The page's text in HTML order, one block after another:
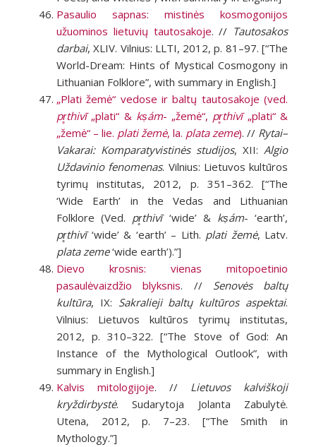
Pasaulio sapnas: mistinės kosmogonijos
užuominos lietuvių tautosakoje. // Tautosakos
darbai, XLIV. Vilnius: LLTI, 2012, p. 81–97. [“The
World-Dream: Hints of Mystical Cosmogony in
Lithuanian Folklore”, with summary in English.]
„Plati žemė“ vedose ir baltų tautosakoje (ved.
pr̥thivī„plati“ & kṣám- „žemė“, pr̥thivī„plati“ &
„žemė“ – lie. plati žemė, la. plata zeme). // Rytai–
Vakarai: Komparatyvistinės studijos, XII: Algio
Uždavinio fenomenas. Vilnius: Lietuvos kultūros
tyrimų institutas, 2012, p. 351–362. [“The
‘Wide Earth’ in the Vedas and Lithuanian
Folklore (Ved. pr̥thivī‘wide’ & kṣám- ‘earth’,
pr̥thivī‘wide’ & ‘earth’ – Lith. plati žemė, Latv.
plata zeme‘wide earth’).”]
Dievo krosnis: vienas mitopoetinio
pasaulėvaizdžio blyksnis. // Senovės baltų
kultūra, IX: Sakralieji baltų kultūros aspektai.
Vilnius: Lietuvos kultūros tyrimų institutas,
2012, p. 310–322. [“The Stove of God: An
Instance of the Mythological Outlook”, with
summary in English.]
Kalvis mitologijoje. // Lietuvos kalviškoji
kryždirbystė. Sudarytoja Jolanta Zabulytė.
Utena, 2012, p. 7–23. [“The Smith in
Mythology.”]